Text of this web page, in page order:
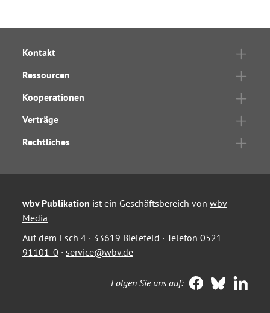
Kontakt
Ressourcen
Kooperationen
Verträge
Rechtliches
wbv Publikation ist ein Geschäftsbereich von wbv
Media
Auf dem Esch 4 · 33619 Bielefeld · Telefon 0521
91101-0 · service@wbv.de
Folgen Sie uns auf: